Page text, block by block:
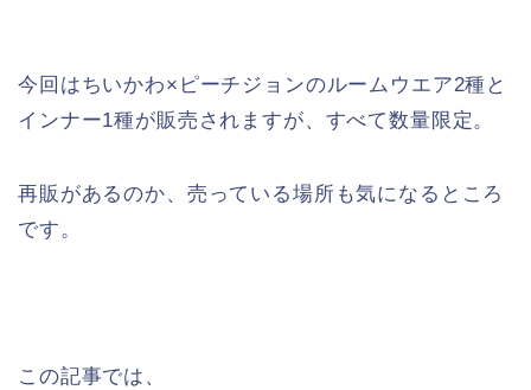
今回はちいかわ×ピーチジョンのルームウエア2種と
インナー1種が販売されますが、すべて数量限定。
再販があるのか、売っている場所も気になるところ
です。
この記事では、